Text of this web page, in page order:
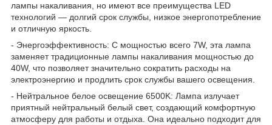
лампы накаливания, но имеют все преимущества LED
технологий — долгий срок службы, низкое энергопотребление
и отличную яркость.
- Энергоэффективность: С мощностью всего 7W, эта лампа
заменяет традиционные лампы накаливания мощностью до
40W, что позволяет значительно сократить расходы на
электроэнергию и продлить срок службы вашего освещения.
- Нейтральное белое освещение 6500K: Лампа излучает
приятный нейтральный белый свет, создающий комфортную
атмосферу для работы и отдыха. Она идеально подходит для